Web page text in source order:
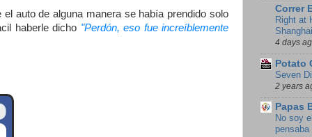
auto de alguna manera se había prendido solo
haberle dicho "Perdón, eso fue increíblemente
Correr
Right at
Shanghai
4 days
Potato
Seven
2 years
Papas
No soy